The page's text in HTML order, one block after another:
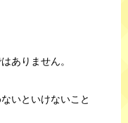
ありません。
いといけないこと